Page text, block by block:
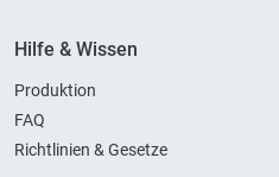
Hilfe & Wissen
Produktion
FAQ
Richtlinien & Gesetze